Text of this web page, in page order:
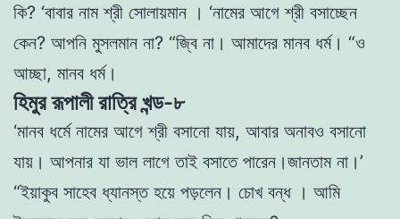
কি? ‘বাবার নাম শ্রী সােলায়মান । ‘নামের আগে শ্রী বসাচ্ছেন
কেন? আপনি মুসলমান না? “জ্বি না। আমাদের মানব ধর্ম। “ও
আচ্ছা, মানব ধর্ম।
হিমুর রূপালী রাত্রি খন্ড-৮
‘মানব ধর্মে নামের আগে শ্রী বসানাে যায়, আবার অনাবও বসানাে
যায়। আপনার যা ভাল লাগে তাই বসাতে পারেন।জানতাম না।’
“ইয়াকুব সাহেব ধ্যানস্ত হয়ে পড়লেন। চোখ বন্ধ । আমি